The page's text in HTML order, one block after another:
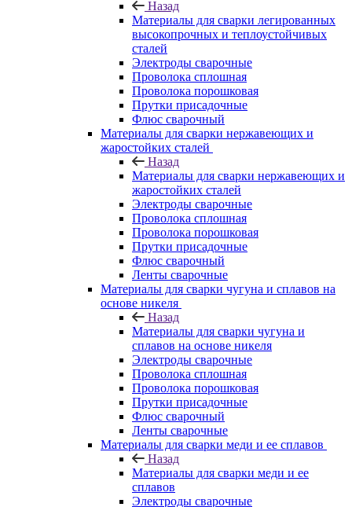
Назад
Материалы для сварки легированных
высокопрочных и теплоустойчивых
сталей
Электроды сварочные
Проволока сплошная
Проволока порошковая
Прутки присадочные
Флюс сварочный
Материалы для сварки нержавеющих и
жаростойких сталей
Назад
Материалы для сварки нержавеющих и
жаростойких сталей
Электроды сварочные
Проволока сплошная
Проволока порошковая
Прутки присадочные
Флюс сварочный
Ленты сварочные
Материалы для сварки чугуна и сплавов на
основе никеля
Назад
Материалы для сварки чугуна и
сплавов на основе никеля
Электроды сварочные
Проволока сплошная
Проволока порошковая
Прутки присадочные
Флюс сварочный
Ленты сварочные
Материалы для сварки меди и ее сплавов
Назад
Материалы для сварки меди и ее
сплавов
Электроды сварочные